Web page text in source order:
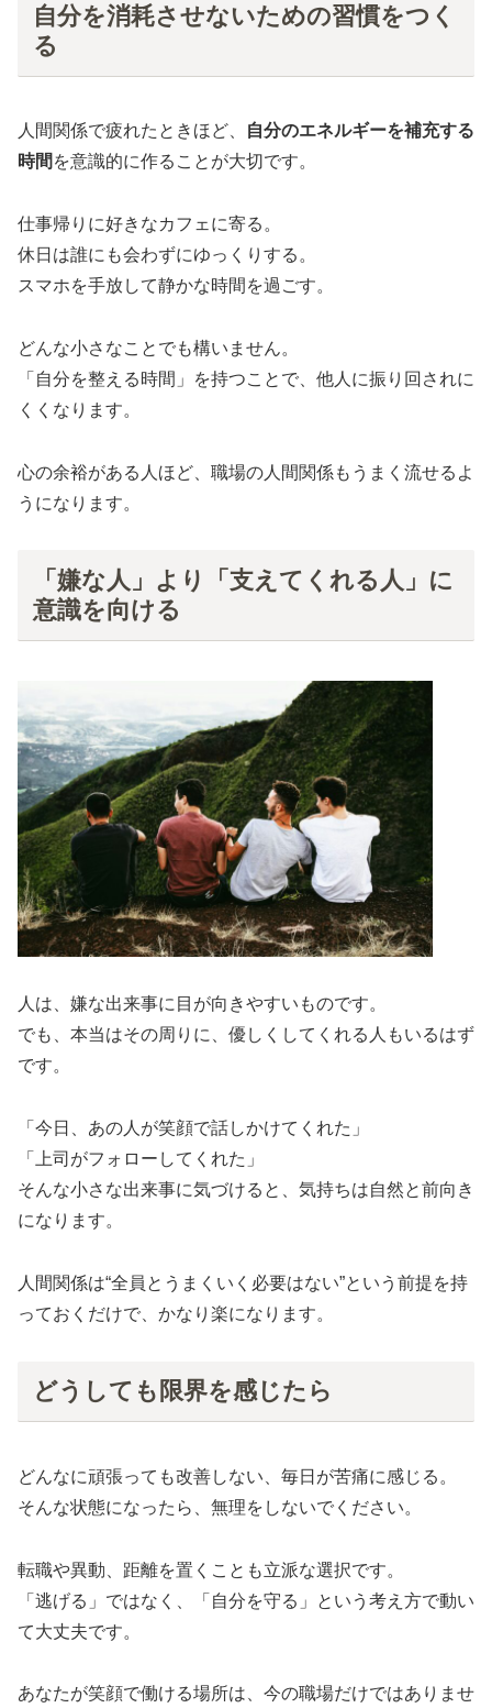
自分を消耗させないための習慣をつく
る
人間関係で疲れたときほど、
自分のエネルギーを補充する
時間 を意識的に作ることが大切です。
仕事帰りに好きなカフェに寄る。
休日は誰にも会わずにゆっくりする。
スマホを手放して静かな時間を過ごす。
どんな小さなことでも構いません。
「自分を整える時間」を持つことで、他人に振り回されに
くくなります。
心の余裕がある人ほど、職場の人間関係もうまく流せるよ
うになります。
「嫌な人」より「支えてくれる人」に
意識を向ける
人は、嫌な出来事に目が向きやすいものです。
でも、本当はその周りに、優しくしてくれる人もいるはず
です。
「今日、あの人が笑顔で話しかけてくれた」
「上司がフォローしてくれた」
そんな小さな出来事に気づけると、気持ちは自然と前向き
になります。
人間関係は“全員とうまくいく必要はない”という前提を持
っておくだけで、かなり楽になります。
どうしても限界を感じたら
どんなに頑張っても改善しない、毎日が苦痛に感じる。
そんな状態になったら、無理をしないでください。
転職や異動、距離を置くことも立派な選択です。
「逃げる」ではなく、「自分を守る」という考え方で動い
て大丈夫です。
あなたが笑顔で働ける場所は、今の職場だけではありませ